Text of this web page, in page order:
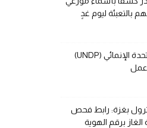
بالتعبئة ليوم غدٍ
برنامج الأمم المتحدة الإنمائي (UNDP)
بغزة: رابط فحص
برقم الهوية